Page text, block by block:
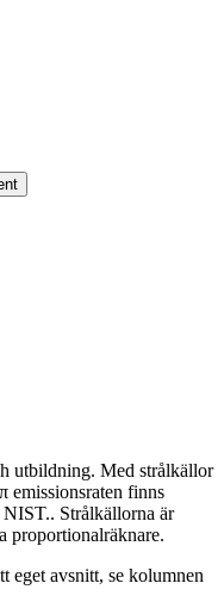
utbildning. Med strålkällor
emissionsraten finns
Strålkällorna är
proportionalräknare.
eget avsnitt, se kolumnen